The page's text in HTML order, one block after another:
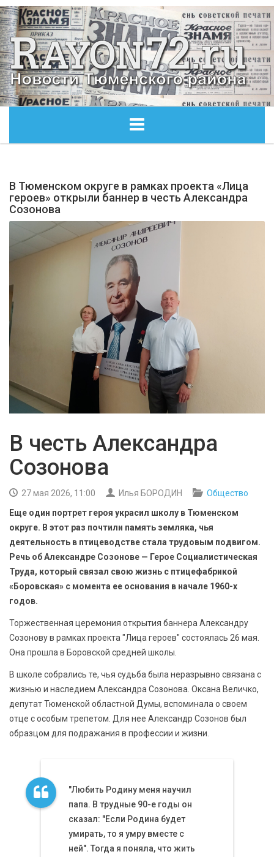
ОБЩЕСТВО
ЭКОНОМИКА
КУЛЬТУРА
В Тюменском округе в рамках проекта «Лица
героев» открыли баннер в честь Александра
Созонова
В честь Александра
Созонова
27 мая 2026, 11:00 Илья БОРОДИН
Общество
Еще один портрет героя украсил школу в Тюменском
округе. В этот раз почтили память земляка, чья
деятельность в птицеводстве стала трудовым подвигом.
Речь об Александре Созонове — Герое Социалистическая
Труда, который связал свою жизнь с птицефабрикой
«Боровская» с момента ее основания в начале 1960-х
годов.
Торжественная церемония открытия баннера Александру
Созонову в рамках проекта "Лица героев" состоялась 26 мая.
Она прошла в Боровской средней школы.
В школе собрались те, чья судьба была неразрывно связана с
жизнью и наследием Александра Созонова. Оксана Величко,
депутат Тюменской областной Думы, вспоминала о своем
отце с особым трепетом. Для нее Александр Созонов был
образцом для подражания в профессии и жизни.
"Любить Родину меня научил
папа. В трудные 90-е годы он
сказал: "Если Родина будет
умирать, то я умру вместе с
ней". Тогда я поняла, что жить